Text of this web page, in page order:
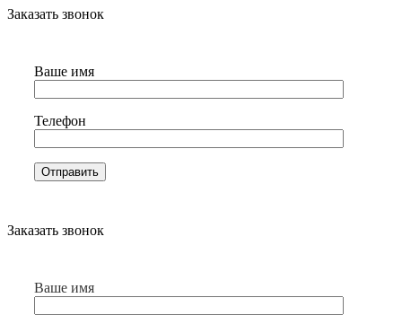
Заказать звонок
Ваше имя
Телефон
Заказать звонок
Ваше имя